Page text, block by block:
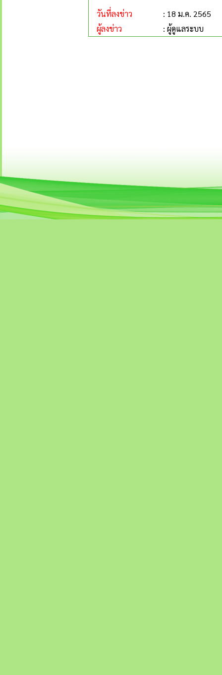
วันที่ลงข่าว
: 18 ม.ค. 2565
ผู้ลงข่าว
: ผู้ดูแลระบบ